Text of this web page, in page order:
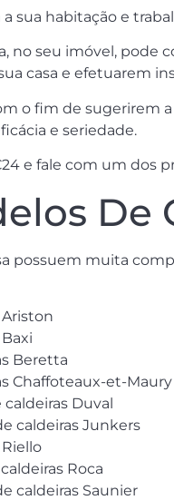
sua habitação e
no seu imóvel, pode
casa e efetuarem
o fim de sugerirem
e seriedade.
e fale com um dos
De
possuem muita
Beretta
Chaffoteaux-et-Maury
Duval
caldeiras Junkers
Roca
caldeiras Saunier